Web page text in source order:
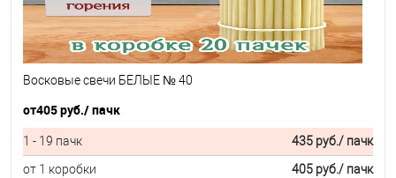
Восковые свечи БЕЛЫЕ № 40
от405 руб./ пачк
1 - 19 пачк 435 руб./ пачк
от 1 коробки
405 руб./ пачк